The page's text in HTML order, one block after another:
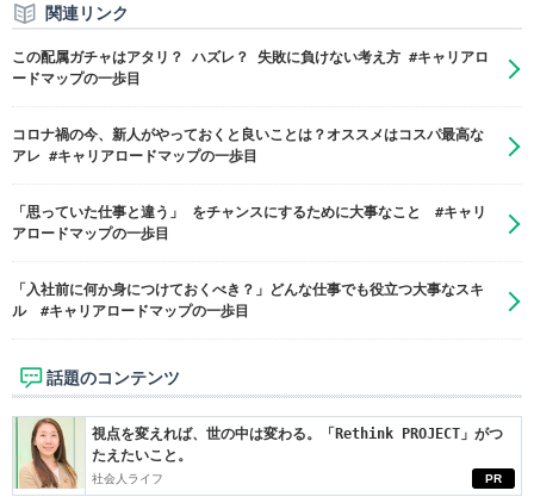
関連リンク
この配属ガチャはアタリ？ ハズレ？ 失敗に負けない考え方 #キャリアロ
ードマップの一歩目
コロナ禍の今、新人がやっておくと良いことは？オススメはコスパ最高な
アレ #キャリアロードマップの一歩目
「思っていた仕事と違う」 をチャンスにするために大事なこと #キャリ
アロードマップの一歩目
「入社前に何か身につけておくべき？」どんな仕事でも役立つ大事なスキ
ル #キャリアロードマップの一歩目
話題のコンテンツ
PR
視点を変えれば、世の中は変わる。「Rethink PROJECT」がつ
たえたいこと。
社会人ライフ